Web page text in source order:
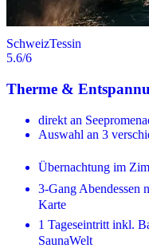
SchweizTessin
5.6/6
Therme &
direkt an
Auswahl an 3
Übernachtung im
3-Gang Abendessen
Karte
1 Tageseintritt inkl.
SaunaWelt